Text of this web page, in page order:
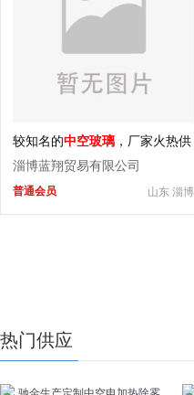
较知名的中空玻璃 ，厂家火热供
应
淄博蓝翔贸易有限公司
山东 淄博
普通会员
热门供应